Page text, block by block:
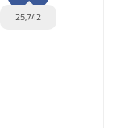
25,742